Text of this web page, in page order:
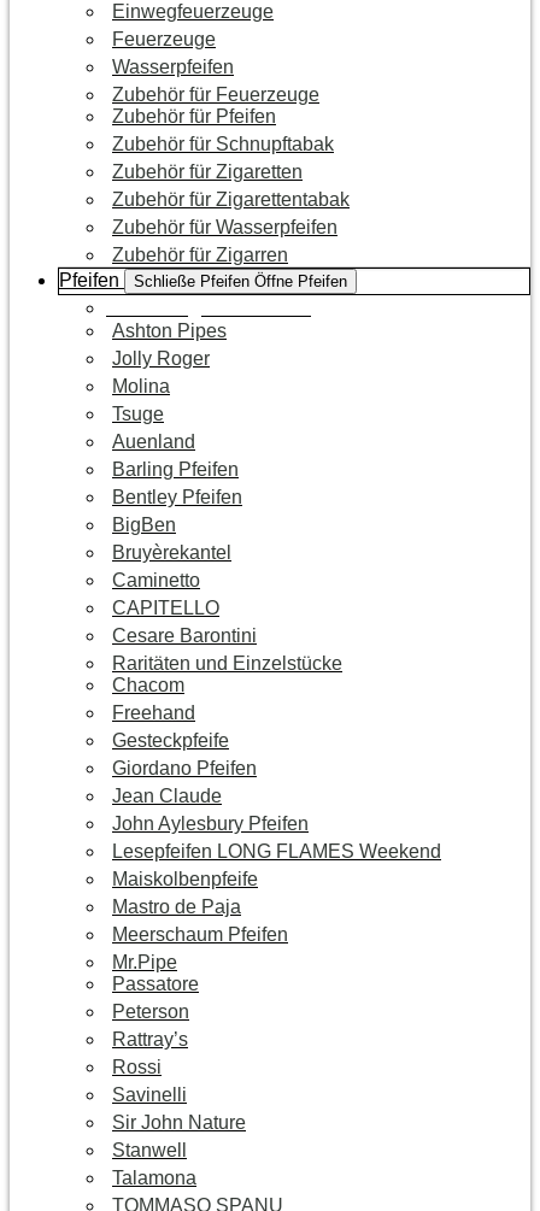
Einwegfeuerzeuge
Feuerzeuge
Wasserpfeifen
Zubehör für Feuerzeuge
Zubehör für Pfeifen
Zubehör für Schnupftabak
Zubehör für Zigaretten
Zubehör für Zigarettentabak
Zubehör für Wasserpfeifen
Zubehör für Zigarren
Pfeifen
Schließe Pfeifen Öffne Pfeifen
Ashton Pipes
Jolly Roger
Molina
Tsuge
Auenland
Barling Pfeifen
Bentley Pfeifen
BigBen
Bruyèrekantel
Caminetto
CAPITELLO
Cesare Barontini
Raritäten und Einzelstücke
Chacom
Freehand
Gesteckpfeife
Giordano Pfeifen
Jean Claude
John Aylesbury Pfeifen
Lesepfeifen LONG FLAMES Weekend
Maiskolbenpfeife
Mastro de Paja
Meerschaum Pfeifen
Mr.Pipe
Passatore
Peterson
Rattray’s
Rossi
Savinelli
Sir John Nature
Stanwell
Talamona
TOMMASO SPANU